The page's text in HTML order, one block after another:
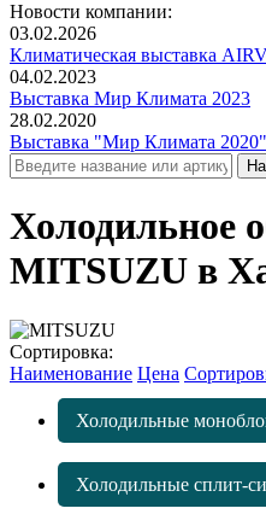
Новости компании:
03.02.2026
Климатическая выставка
04.02.2023
Выставка Мир Климата 2023
28.02.2020
Выставка "Мир Климата 2020"
Холодильное
MITSUZU в
Сортировка:
Наименование Цена
Холодильные
Холодильные сплит-